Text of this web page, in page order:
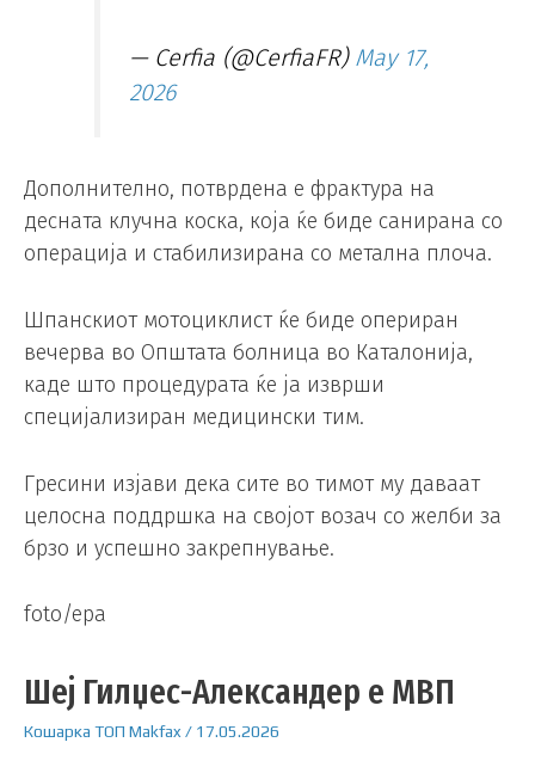
— Cerfia (@CerfiaFR) May 17,
2026
Дополнително, потврдена е фрактура на
десната клучна коска, која ќе биде санирана со
операција и стабилизирана со метална плоча.
Шпанскиот мотоциклист ќе биде опериран
вечерва во Општата болница во Каталонија,
каде што процедурата ќе ја изврши
специјализиран медицински тим.
Гресини изјави дека сите во тимот му даваат
целосна поддршка на својот возач со желби за
брзо и успешно закрепнување.
foto/epa
Шеј Гилџес-Александер е МВП
Кошарка ТОП Makfax/ 17.05.2026